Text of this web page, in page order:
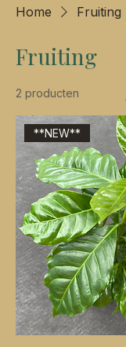
Home Fruiting
Fruiting
2 producten
**NEW**